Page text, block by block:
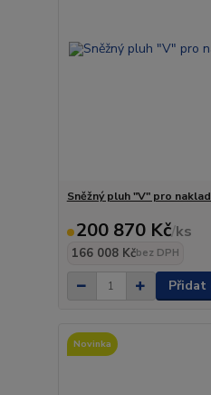
Sněžný pluh "V" pro
200 870 Kč/ks
166 008 Kčbez DPH
Přidat
Novinka